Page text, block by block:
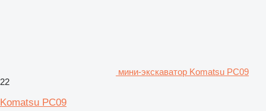
мини-экскаватор Komatsu PC09
22
Komatsu PC09